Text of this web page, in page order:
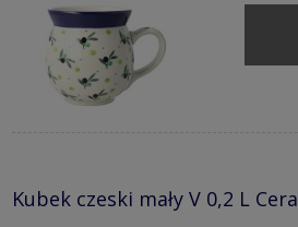
Kubek czeski mały V 0,2 L